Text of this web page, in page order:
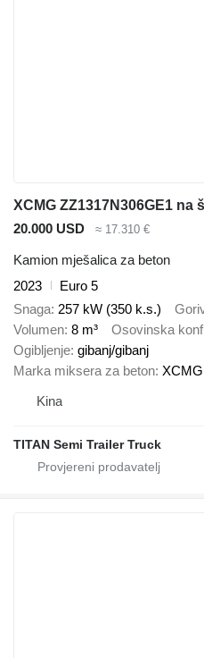
XCMG ZZ1317N306GE1 na
20.000 USD
≈ 17.310 €
Kamion mješalica za beton
2023
Euro 5
Snaga 257 kW (350 k.s.)
Volumen 8 m³ Osovinska
Ogibljenje gibanj/gibanj
Marka miksera za beton XCMG
Kina
TITAN Semi Trailer Truck